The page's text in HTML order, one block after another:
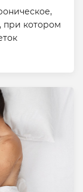
при котором